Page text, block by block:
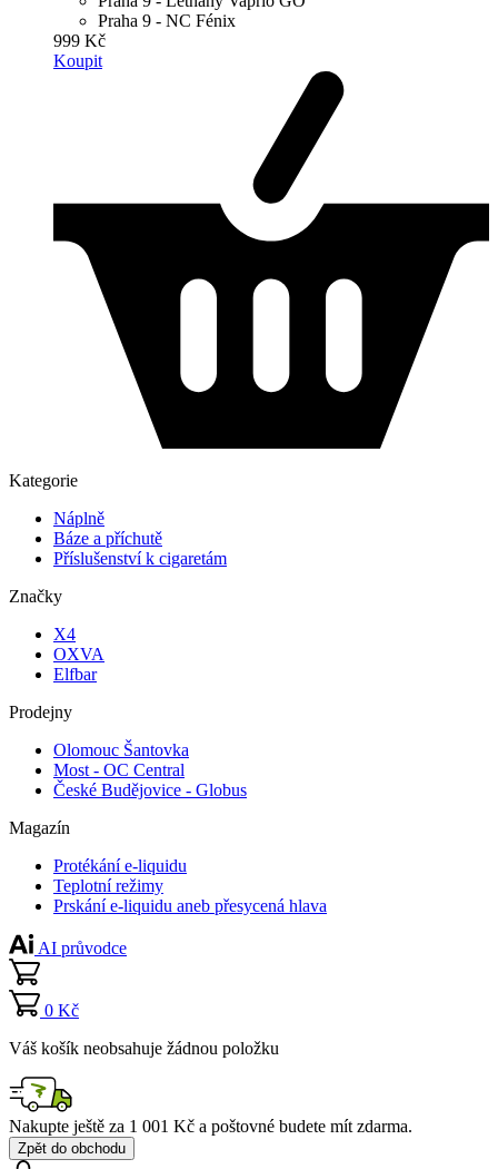
Praha 9 - NC Fénix
999 Kč
Koupit
Kategorie
Náplně
Báze a příchutě
Příslušenství k cigaretám
Značky
X4
OXVA
Elfbar
Prodejny
Olomouc Šantovka
Most - OC Central
České Budějovice - Globus
Magazín
Protékání e-liquidu
Teplotní režimy
Prskání e-liquidu aneb přesycená hlava
AI průvodce
0 Kč
Váš košík neobsahuje žádnou položku
Nakupte ještě za 1 001 Kč a poštovné budete mít zdarma.
Zpět do obchodu